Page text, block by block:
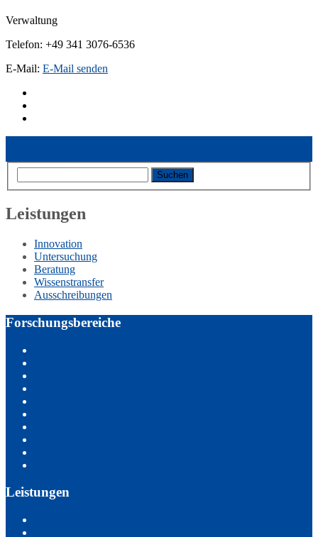
Verwaltung
Telefon: +49 341 3076-6536
E-Mail: E-Mail senden
Leistungen
Innovation
Untersuchung
Beratung
Wissenstransfer
Ausschreibungen
Forschungsbereiche
Leistungen